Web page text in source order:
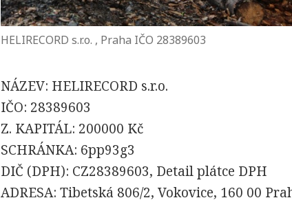
HELIRECORD s.r.o. , Praha IČO 28389603
NÁZEV: HELIRECORD s.r.o.
IČO: 28389603
Z. KAPITÁL: 200000 Kč
SCHRÁNKA: 6pp93g3
DIČ (DPH): CZ28389603, Detail plátce DPH
ADRESA: Tibetská 806/2, Vokovice, 160 00